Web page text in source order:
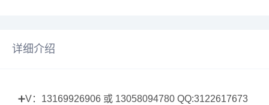
详细介绍
➕V：13169926906 或 13058094780 QQ:3122617673